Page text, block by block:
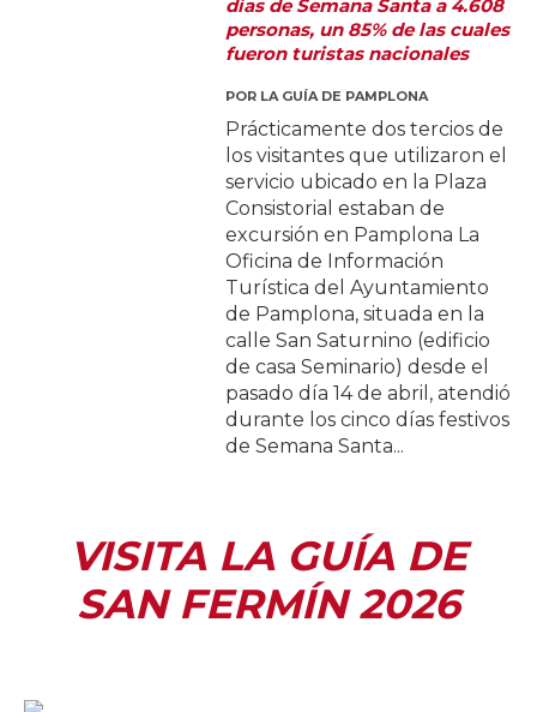
días de Semana Santa a 4.608
personas, un 85% de las cuales
fueron turistas nacionales
POR LA GUÍA DE PAMPLONA
Prácticamente dos tercios de
los visitantes que utilizaron el
servicio ubicado en la Plaza
Consistorial estaban de
excursión en Pamplona La
Oficina de Información
Turística del Ayuntamiento
de Pamplona, situada en la
calle San Saturnino (edificio
de casa Seminario) desde el
pasado día 14 de abril, atendió
durante los cinco días festivos
de Semana Santa...
VISITA LA GUÍA DE
SAN FERMÍN 2026